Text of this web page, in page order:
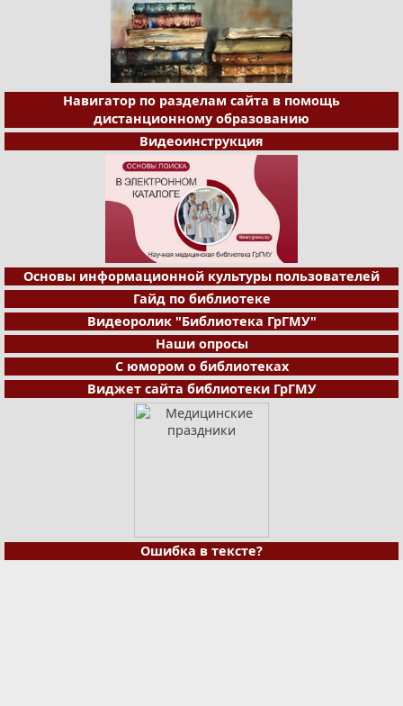
Навигатор по разделам сайта в помощь
дистанционному образованию
Видеоинструкция
Основы информационной культуры пользователей
Гайд по библиотеке
Видеоролик "Библиотека ГрГМУ"
Наши опросы
С юмором о библиотеках
Виджет сайта библиотеки ГрГМУ
Ошибка в тексте?